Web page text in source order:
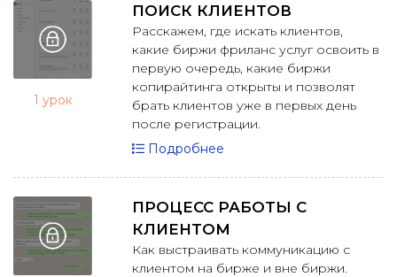
1 урок
ПОИСК КЛИЕНТОВ
Расскажем, где искать клиентов,
какие биржи фриланс услуг освоить в
первую очередь, какие биржи
копирайтинга открыты и позволят
брать клиентов уже в первых день
после регистрации.
Подробнее
ПРОЦЕСС РАБОТЫ С
КЛИЕНТОМ
Как выстраивать коммуникацию с
клиентом на бирже и вне биржи.